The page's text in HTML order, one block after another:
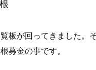
板が回ってきました。
募金の事です。